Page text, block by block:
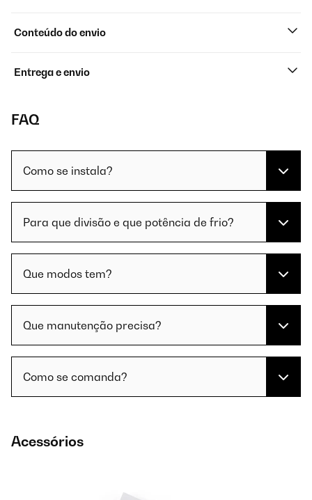
Conteúdo do envio
Entrega e envio
FAQ
Como se instala?
Para que divisão e que potência de frio?
Que modos tem?
Que manutenção precisa?
Como se comanda?
Acessórios